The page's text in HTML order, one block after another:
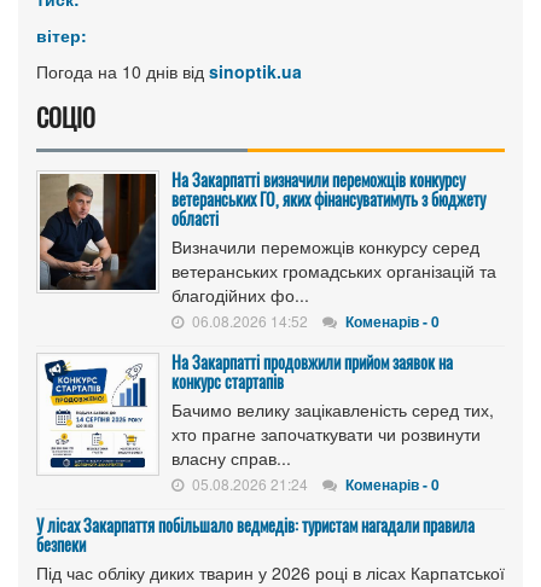
вітер:
Погода на 10 днів від sinoptik.ua
СОЦІО
На Закарпатті визначили переможців конкурсу
ветеранських ГО, яких фінансуватимуть з бюджету
області
Визначили переможців конкурсу серед
ветеранських громадських організацій та
благодійних фо...
06.08.2026 14:52 Коменарів - 0
На Закарпатті продовжили прийом заявок на
конкурс стартапів
Бачимо велику зацікавленість серед тих,
хто прагне започаткувати чи розвинути
власну справ...
05.08.2026 21:24 Коменарів - 0
У лісах Закарпаття побільшало ведмедів: туристам нагадали правила
безпеки
Під час обліку диких тварин у 2026 році в лісах Карпатської